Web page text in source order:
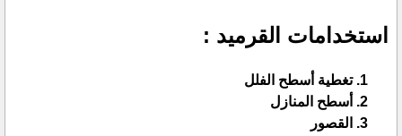
استخدامات القرميد :
تغطية أسطح الفلل
أسطح المنازل
القصور